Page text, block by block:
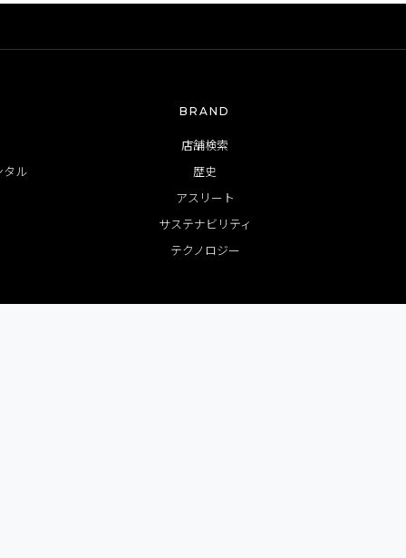
タル
BRAND
店舗検索
歴史
アスリート
サステナビリティ
テクノロジー